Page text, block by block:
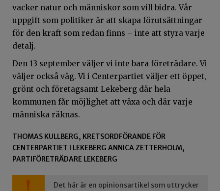
vacker natur och människor som vill bidra. Vår
uppgift som politiker är att skapa förutsättningar
för den kraft som redan finns – inte att styra varje
detalj.
Den 13 september väljer vi inte bara företrädare. Vi
väljer också väg. Vi i Centerpartiet väljer ett öppet,
grönt och företagsamt Lekeberg där hela
kommunen får möjlighet att växa och där varje
människa räknas.
THOMAS KULLBERG, KRETSORDFÖRANDE FÖR
CENTERPARTIET I LEKEBERG ANNICA ZETTERHOLM,
PARTIFÖRETRÄDARE LEKEBERG
Det här är en opinionsartikel som uttrycker